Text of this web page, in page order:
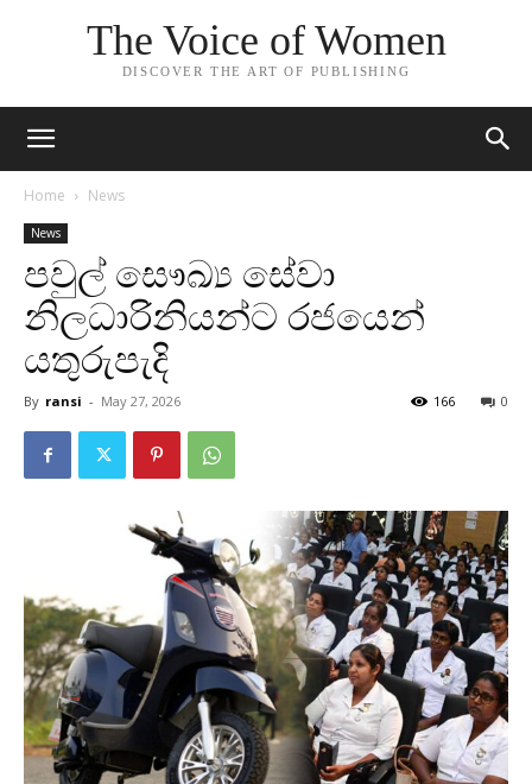
The Voice of Women
DISCOVER THE ART OF PUBLISHING
Home News
News
පවුල් සෞඛ්‍ය සේවා
නිලධාරිනියන්ට රජයෙන්
යතුරුපැදි
By ransi - May 27, 2026 0
166